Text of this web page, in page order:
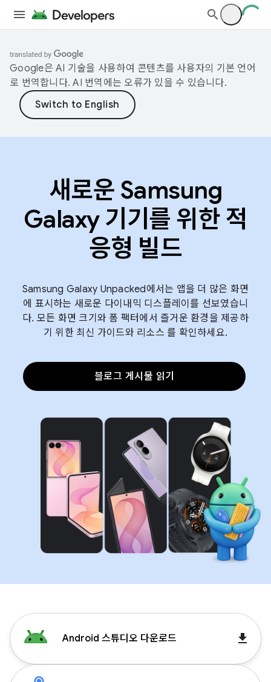
Google은 AI 기술을 사용하여 콘텐츠를 사용자의 기본 언어
로 번역합니다. AI 번역에는 오류가 있을 수 있습니다.
새로운 Samsung
Galaxy 기기를 위한 적
응형 빌드
Samsung Galaxy Unpacked에서는 앱을 더 많은 화면
에 표시하는 새로운 다이내믹 디스플레이를 선보였습니
다. 모든 화면 크기와 폼 팩터에서 즐거운 환경을 제공하
기 위한 최신 가이드와 리소스 를 확인하세요.
블로그 게시물 읽기
Android 스튜디오 다운로드 get_app